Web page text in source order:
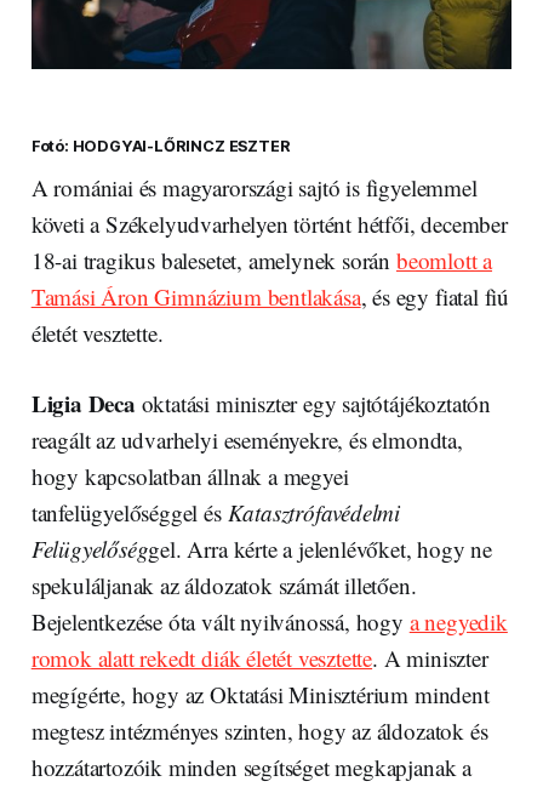
Fotó: HODGYAI-LŐRINCZ ESZTER
A romániai és magyarországi sajtó is figyelemmel
követi a Székelyudvarhelyen történt hétfői, december
18-ai tragikus balesetet, amelynek során beomlott a
Tamási Áron Gimnázium bentlakása, és egy fiatal fiú
életét vesztette.
Ligia Deca oktatási miniszter egy sajtótájékoztatón
reagált az udvarhelyi eseményekre, és elmondta,
hogy kapcsolatban állnak a megyei
tanfelügyelőséggel és Katasztrófavédelmi
Felügyelőséggel. Arra kérte a jelenlévőket, hogy ne
spekuláljanak az áldozatok számát illetően.
Bejelentkezése óta vált nyilvánossá, hogy a negyedik
romok alatt rekedt diák életét vesztette. A miniszter
megígérte, hogy az Oktatási Minisztérium mindent
megtesz intézményes szinten, hogy az áldozatok és
hozzátartozóik minden segítséget megkapjanak a